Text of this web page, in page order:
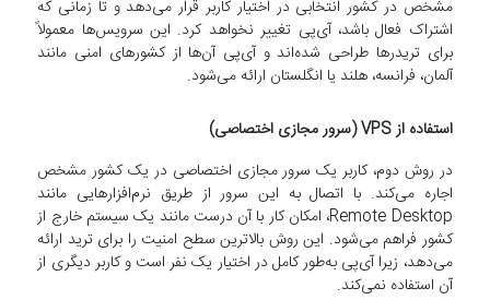
مشخص در کشور انتخابی در اختیار کاربر قرار می‌دهد و تا زمانی که
اشتراک فعال باشد، آی‌پی تغییر نخواهد کرد. این سرویس‌ها معمولاً
برای تریدرها طراحی شده‌اند و آی‌پی آن‌ها از کشورهای امنی مانند
آلمان، فرانسه، هلند یا انگلستان ارائه می‌شود.
استفاده از VPS (سرور مجازی اختصاصی)
در روش دوم، کاربر یک سرور مجازی اختصاصی در یک کشور مشخص
اجاره می‌کند. با اتصال به این سرور از طریق نرم‌افزارهایی مانند
Remote Desktop، امکان کار با آن درست مانند یک سیستم خارج از
کشور فراهم می‌شود. این روش بالاترین سطح امنیت را برای ترید ارائه
می‌دهد، زیرا آی‌پی به‌طور کامل در اختیار یک نفر است و کاربر دیگری از
آن استفاده نمی‌کند.